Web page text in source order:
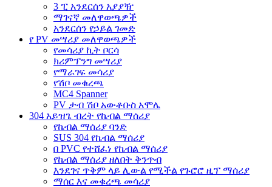
3 ፒ አንደርሰን አያያዥ
ማገናኛ መለዋወጫዎች
አንደርሰን የኃይል ገመድ
የ PV መሣሪያ መለዋወጫዎች
የመሳሪያ ኪት ቦርሳ
ክሪምፕንግ መሣሪያ
የማራገፍ መሳሪያ
የሽቦ መቁረጫ
MC4 Spanner
PV ታብ ሽቦ አውቶቡስ አሞሌ
304 አይዝጌ ብረት የኬብል ማሰሪያ
የኬብል ማሰሪያ ባንድ
SUS 304 የኬብል ማሰሪያ
በ PVC የተሸፈነ የኬብል ማሰሪያ
የኬብል ማሰሪያ ዘለበት ቅንጥብ
እንደገና ጥቅም ላይ ሊውል የሚችል የጉሮሮ ዚፕ ማሰሪያ
ማሰር እና መቁረጫ መሳሪያ